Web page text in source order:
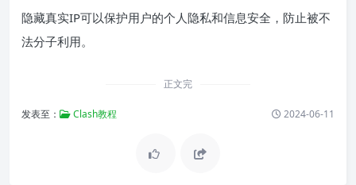
隐藏真实IP可以保护用户的个人隐私和信息安全，防止被不
法分子利用。
正文完
发表至： Clash教程 2024-06-11